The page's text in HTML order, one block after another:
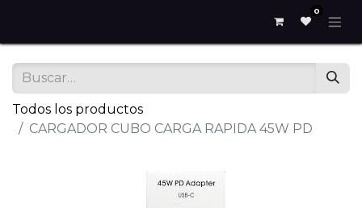
0
Todos los productos
CARGADOR CUBO CARGA RAPIDA 45W PD